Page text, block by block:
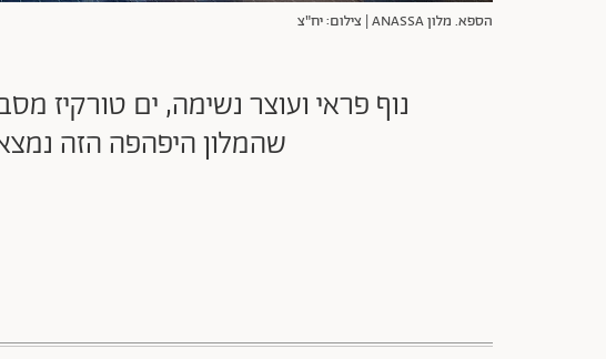
הספא. מלון ANASSA | צילום: יח"צ
נוף פראי ועוצר נשימה, ים טורקיז
שהמלון היפהפה הזה נמצא כולה במרחק 40 דקות